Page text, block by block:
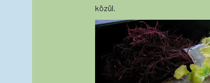
közül.